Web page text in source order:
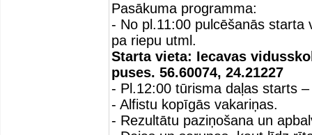
Pasākuma programma:
- No pl.11:00 pulcēšanās starta
pa riepu utml.
Starta vieta: Iecavas
puses. 56.60074, 24.21227
- Pl.12:00 tūrisma daļas starts
- Alfistu kopīgās vakariņas.
- Rezultātu paziņošana un